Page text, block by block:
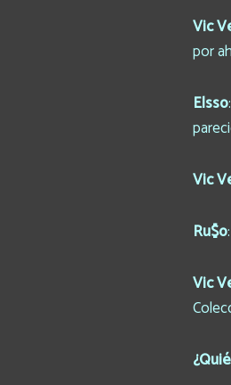
Vic
por
Elsso
Vic
Ru$o
Vic